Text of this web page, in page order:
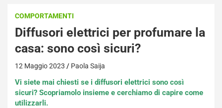
COMPORTAMENTI
Diffusori elettrici per profumare la
casa: sono così sicuri?
12 Maggio 2023 Paola Saija
Vi siete mai chiesti se i diffusori elettrici sono così
sicuri? Scopriamolo insieme e cerchiamo di capire come
utilizzarli.